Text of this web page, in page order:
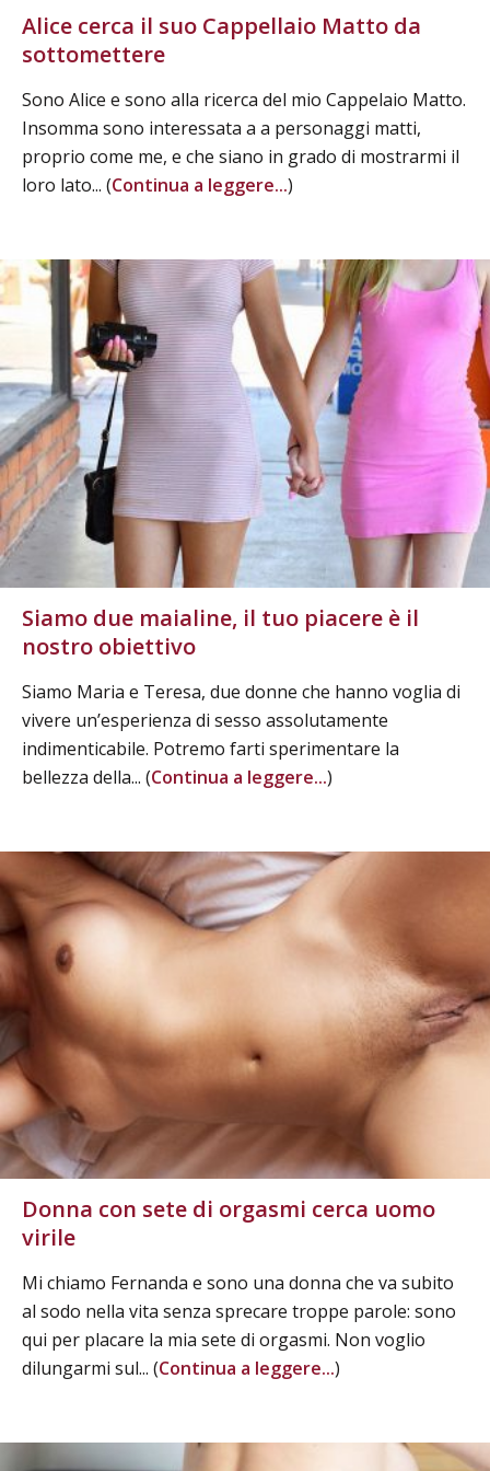
Alice cerca il suo Cappellaio Matto da
sottomettere
Sono Alice e sono alla ricerca del mio Cappelaio Matto.
Insomma sono interessata a a personaggi matti,
proprio come me, e che siano in grado di mostrarmi il
loro lato... (Continua a leggere...)
Siamo due maialine, il tuo piacere è il
nostro obiettivo
Siamo Maria e Teresa, due donne che hanno voglia di
vivere un’esperienza di sesso assolutamente
indimenticabile. Potremo farti sperimentare la
bellezza della... (Continua a leggere...)
Donna con sete di orgasmi cerca uomo
virile
Mi chiamo Fernanda e sono una donna che va subito
al sodo nella vita senza sprecare troppe parole: sono
qui per placare la mia sete di orgasmi. Non voglio
dilungarmi sul... (Continua a leggere...)